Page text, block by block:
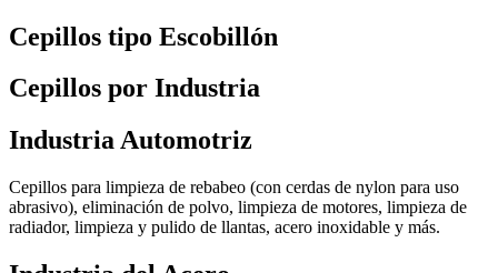
Cepillos tipo Escobillón
Cepillos por Industria
Industria Automotriz
Cepillos para limpieza de rebabeo (con cerdas de nylon para uso
abrasivo), eliminación de polvo, limpieza de motores, limpieza de
radiador, limpieza y pulido de llantas, acero inoxidable y más.